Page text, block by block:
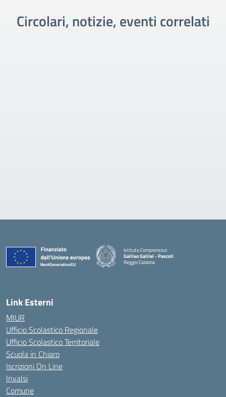
Circolari, notizie, eventi correlati
Istituto Comprensivo
Galileo Galilei - Pascoli
Reggio Calabria
Link Esterni
MIUR
Ufficio Scolastico Regionale
Ufficio Scolastico Territoriale
Scuola in Chiaro
Iscrizioni On Line
Invalsi
Comune